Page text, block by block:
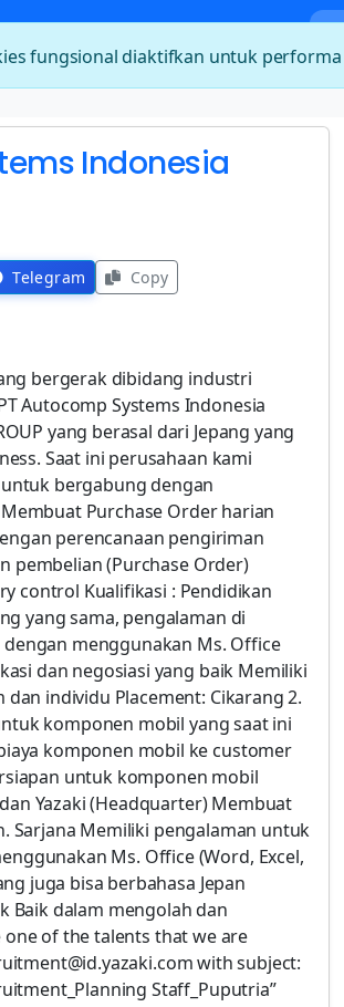
Indonesia
Telegram Copy
bergerak dibidang industri
Autocomp Systems Indonesia
yang berasal dari Jepang yang
Saat ini perusahaan kami
bergabung dengan
Purchase Order harian
perencanaan pengiriman
pembelian (Purchase Order)
control Kualifikasi : Pendidikan
yang sama, pengalaman di
menggunakan Ms. Office
dan negosiasi yang baik Memiliki
individu Placement: Cikarang 2.
komponen mobil yang saat ini
komponen mobil ke customer
untuk komponen mobil
Yazaki (Headquarter) Membuat
Sarjana Memiliki pengalaman untuk
Ms. Office (Word, Excel,
juga bisa berbahasa Jepan
Baik dalam mengolah dan
one of the talents that we are
with subject:
Staff_Puputria”
fungsional diaktifkan untuk